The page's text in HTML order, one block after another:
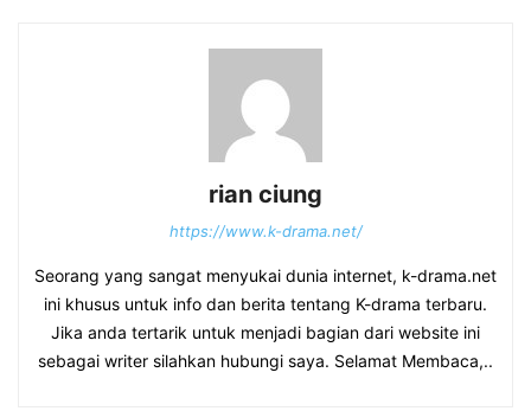
rian ciung
https://www.k-drama.net/
Seorang yang sangat menyukai dunia internet, k-drama.net
ini khusus untuk info dan berita tentang K-drama terbaru.
Jika anda tertarik untuk menjadi bagian dari website ini
sebagai writer silahkan hubungi saya. Selamat Membaca,..